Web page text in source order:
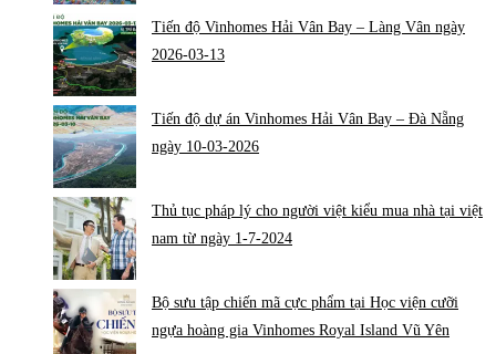
Tiến độ Vinhomes Hải Vân Bay – Làng Vân ngày
2026-03-13
Tiến độ dự án Vinhomes Hải Vân Bay – Đà Nẵng
ngày 10-03-2026
Thủ tục pháp lý cho người việt kiểu mua nhà tại việt
nam từ ngày 1-7-2024
Bộ sưu tập chiến mã cực phẩm tại Học viện cưỡi
ngựa hoàng gia Vinhomes Royal Island Vũ Yên